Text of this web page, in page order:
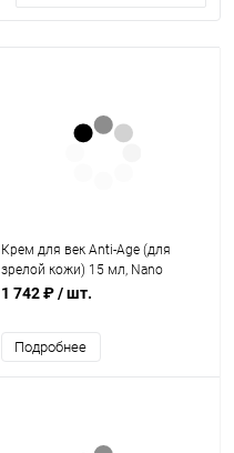
Крем для век Anti-Age (для
зрелой кожи) 15 мл, Nano
Organic
1 742 ₽/ шт.
Подробнее